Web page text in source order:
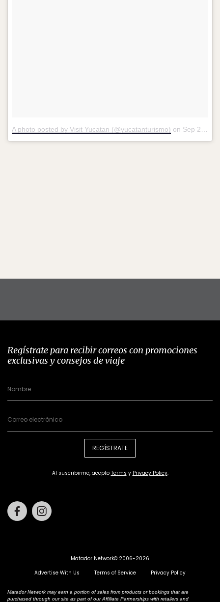
A photo posted by Visit Yucatan (@yucatanturismo) on Sep 23, 2016 at 4:02pm PDT
Regístrate para recibir correos con promociones
exclusivas y consejos de viaje
REGÍSTRATE
Al suscribirme, acepto Terms y Privacy Policy.
Facebook
Matador Network© 2006-2026
Advertise With Us
Terms of Service Privacy Policy
Matador Network may earn a portion of sales from products or bookings that are
purchased through our site as part of our Affiliate Partnerships with retailers and